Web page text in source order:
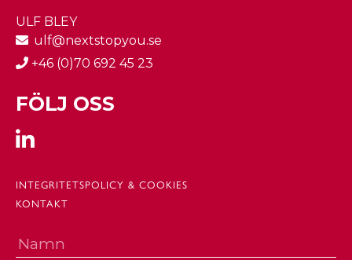
ULF BLEY
ulf@nextstopyou.se
+46 (0)70 692 45 23
FÖLJ OSS
INTEGRITETSPOLICY & COOKIES
KONTAKT